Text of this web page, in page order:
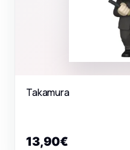
Takamura
13,90€